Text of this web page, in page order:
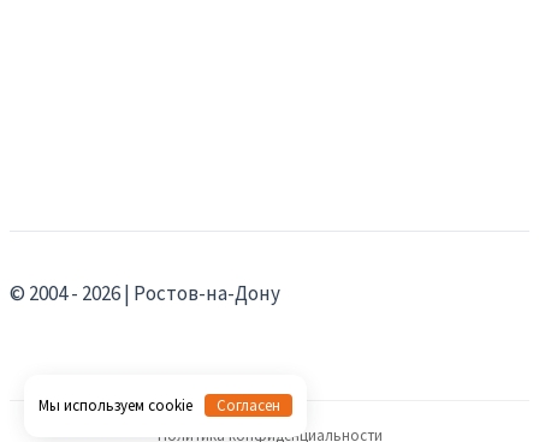
© 2004 - 2026 | Ростов-на-Дону
Политика конфиденциальности
Мы используем cookie Согласен